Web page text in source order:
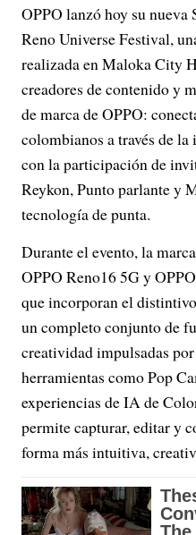
OPPO lanzó hoy su nueva
Reno Universe Festival,
realizada en Maloka City
creadores de contenido y
de marca de OPPO:
colombianos a través de
con la participación de
Reykon, Punto parlante y
tecnología de punta.
Durante el evento, la
OPPO Reno16 5G y
que incorporan el
un completo conjunto de
creatividad impulsadas
herramientas como Pop
experiencias de IA de
permite capturar, editar y
forma más intuitiva,